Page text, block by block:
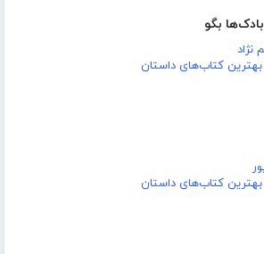
بگو
بهترین کتاب‌های داستان
بهترین کتاب‌های داستان